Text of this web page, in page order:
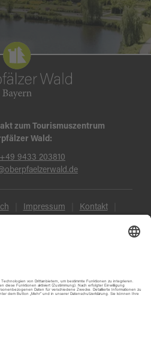
zum Tourismuszentrum
Wald:
+49 9433 203810
Impressum Kontakt